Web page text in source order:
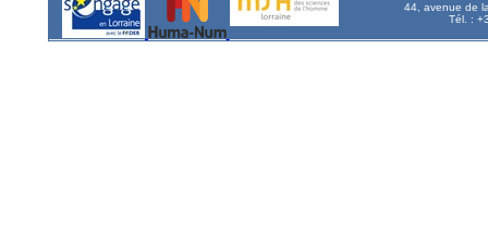
44, avenue de
Tél. :